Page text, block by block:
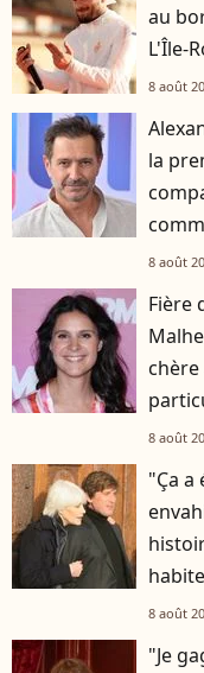
au
L'Île-
8 août
la
8 août
Fière
8 août
"Ça a
Hardy
8 août
"Je